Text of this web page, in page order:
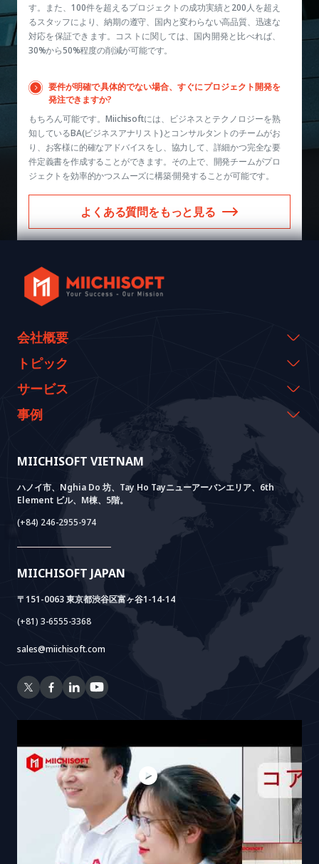
す。また、100件を超えるプロジェクトの成功実績と200人を超え
るスタッフにより、納期の遵守、国内と変わらない高品質、迅速な
対応を保証できます。コストに関しては、国内開発と比べれば、
30%から50%程度の削減が可能です。
要件が明確で具体的でない場合、すぐにプロジェクト開発を
発注できますか?
もちろん可能です。Miichisoftには、ビジネスとテクノロジーを熟
知しているBA(ビジネスアナリスト)とコンサルタントのチームがお
り、お客様に的確なアドバイスをし、協力して、詳細かつ完全な要
件定義書を作成することができます。その上で、開発チームがプロ
ジェクトを効率的かつスムーズに構築·開発することが可能です。
よくある質問をもっと見る
MIICHISOFT VIETNAM
ハノイ市、Nghia Do 坊、Tay Ho Tayニューアーバンエリア、6th
Element ビル、M棟、5階。
(+84) 246-2955-974
MIICHISOFT JAPAN
〒151-0063 東京都渋谷区富ヶ谷1-14-14
(+81) 3-6555-3368
sales@miichisoft.com
会社概要
会社概要
代表のメッセージ
沿革
価値観
トピック
イベント & ウェビナー
資料室
ニュース
FAQ
サービス
AI CO-CREATION
AI PoC開発
Core Lab
System Lab
Power Lab
Cloud Lab
AI+ SOLUTIONS
AI+ Products
Meet AI+
AI+ Package
RAG Package
VIETNAM BRIDGE
BOTモデル
法人設立支援
事例
実績
お客様の声